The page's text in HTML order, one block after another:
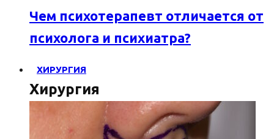
Чем психотерапевт отличается от
психолога и психиатра?
ХИРУРГИЯ
Хирургия